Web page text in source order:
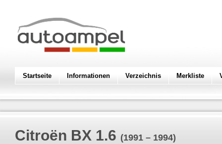
Startseite Informationen Verzeichnis Merkliste
Citroën BX 1.6 (1991 – 1994)